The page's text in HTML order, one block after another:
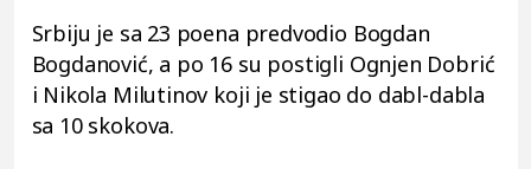
Srbiju je sa 23 poena predvodio Bogdan
Bogdanović, a po 16 su postigli Ognjen Dobrić
i Nikola Milutinov koji je stigao do dabl-dabla
sa 10 skokova.